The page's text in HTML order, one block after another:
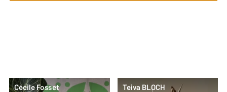
Cécile Fosset
Teiva BLOCH